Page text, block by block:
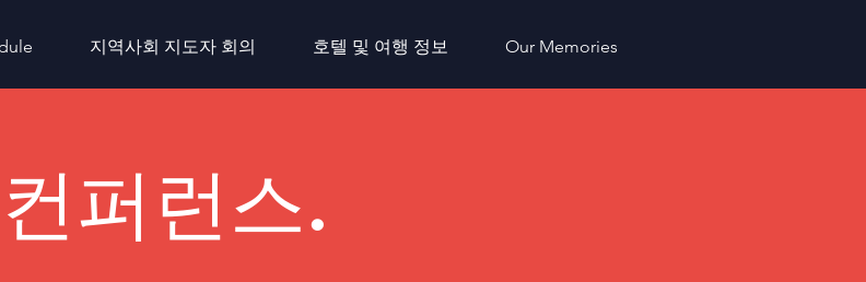
지역사회 지도자 회의 호텔 및 여행 정보 Our Memories
퍼런스.